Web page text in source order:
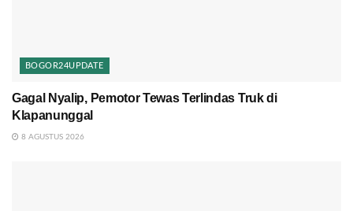
BOGOR24UPDATE
Gagal Nyalip, Pemotor Tewas Terlindas Truk di
Klapanunggal
8 AGUSTUS 2026